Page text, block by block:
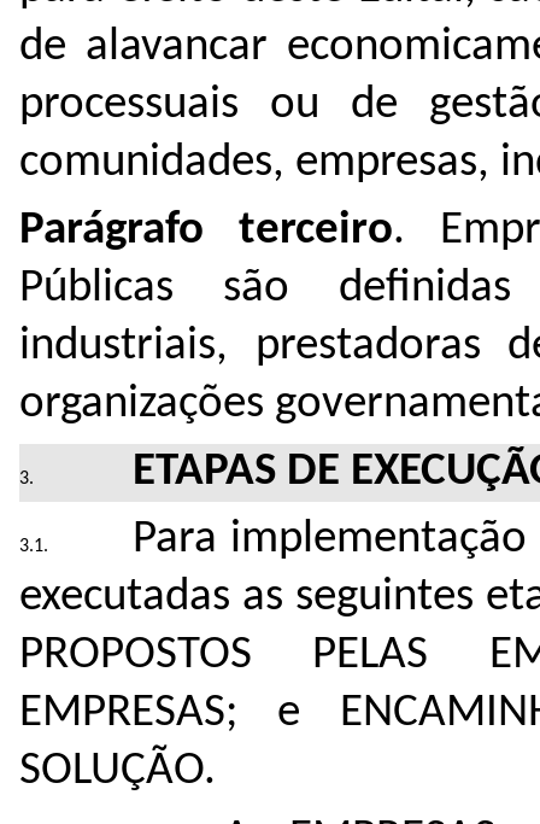
de alavancar
processuais ou de
comunidades, empresas,
Parágrafo terceiro.
Públicas são
industriais, prestadoras
organizações
ETAPAS DE
Para
executadas as seguintes
PROPOSTOS PELAS
EMPRESAS; e
SOLUÇÃO.